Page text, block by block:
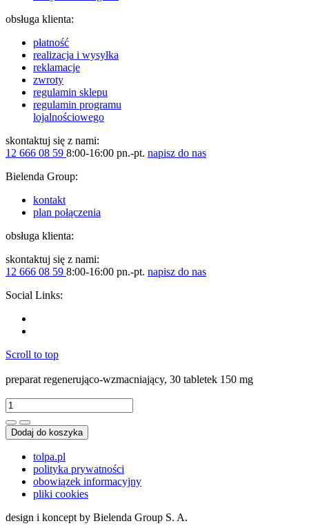
obsługa klienta:
płatność
realizacja i wysyłka
reklamacje
zwroty
regulamin sklepu
regulamin programu
lojalnościowego
skontaktuj się z nami:
12 666 08 59 8:00-16:00 pn.-pt. napisz do nas
Bielenda Group:
kontakt
plan połączenia
obsługa klienta:
skontaktuj się z nami:
12 666 08 59 8:00-16:00 pn.-pt. napisz do nas
Social Links:
Scroll to top
preparat regenerująco-wzmacniający, 30 tabletek 150 mg
Dodaj do koszyka
tolpa.pl
polityka prywatności
obowiązek informacyjny
pliki cookies
design i koncept by Bielenda Group S. A.